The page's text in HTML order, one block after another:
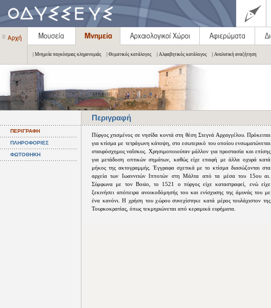
| Μνημεία παγκόσμιας κληρονομιάς | Θεματικός κατάλογος | Αλφαβητικός κατάλογος | Αναλυτική αναζήτηση
Περιγραφή
ΠΕΡΙΓΡΑΦΗ
ΠΛΗΡΟΦΟΡΙΕΣ
ΦΩΤΟΘΗΚΗ
Πύργος χτισμένος σε νησίδα κοντά στη θέση Στεγνά Αρχαγγέλου. Πρόκειται
για κτίσμα με τετράγωνη κάτοψη, στο εσωτερικό του οποίου ενσωματώνεται
σταυρόσχημος ναΐσκος. Χρησιμοποιούταν μάλλον για προστασία και επίσης
για μετάδοση οπτικών σημάτων, καθώς είχε επαφή με άλλα οχυρά κατά
μήκος της ακτογραμμής. Έγγραφα σχετικά με το κτίσμα διασώζονται στα
αρχεία των Ιωαννιτών Ιπποτών στη Μάλτα από τα μέσα του 15ου αι.
Σύμφωνα με τον Bosio, το 1521 ο πύργος είχε καταστραφεί, ενώ είχε
ξεκινήσει απόπειρα ανοικοδόμησής του και ενίσχυσης της άμυνάς του με
ένα κανόνι. Η χρήση του χώρου συνεχίστηκε κατά μέρος τουλάχιστον της
Τουρκοκρατίας, όπως τεκμηριώνεται από κεραμικά ευρήματα.